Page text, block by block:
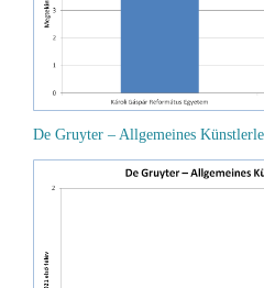
De Gruyter – Allgemeines